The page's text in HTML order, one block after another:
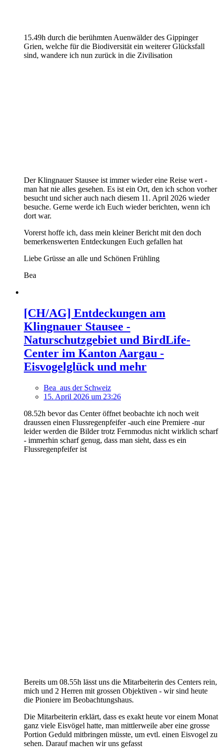
15.49h durch die berühmten Auenwälder des Gippinger
Grien, welche für die Biodiversität ein weiterer Glücksfall
sind, wandere ich nun zurück in die Zivilisation
Der Klingnauer Stausee ist immer wieder eine Reise wert -
man hat nie alles gesehen. Es ist ein Ort, den ich schon vorher
besucht und sicher auch nach diesem 11. April 2026 wieder
besuche. Gerne werde ich Euch wieder berichten, wenn ich
dort war.
Vorerst hoffe ich, dass mein kleiner Bericht mit den doch
bemerkenswerten Entdeckungen Euch gefallen hat
Liebe Grüsse an alle und Schönen Frühling
Bea
[CH/AG] Entdeckungen am
Klingnauer Stausee -
Naturschutzgebiet und BirdLife-
Center im Kanton Aargau -
Eisvogelglück und mehr
Bea_aus der Schweiz
15. April 2026 um 23:26
08.52h bevor das Center öffnet beobachte ich noch weit
draussen einen Flussregenpfeifer -auch eine Premiere -nur
leider werden die Bilder trotz Fernmodus nicht wirklich scharf
- immerhin scharf genug, dass man sieht, dass es ein
Flussregenpfeifer ist
Bereits um 08.55h lässt uns die Mitarbeiterin des Centers rein,
mich und 2 Herren mit grossen Objektiven - wir sind heute
die Pioniere im Beobachtungshaus.
Die Mitarbeiterin erklärt, dass es exakt heute vor einem Monat
ganz viele Eisvögel hatte, man mittlerweile aber eine grosse
Portion Geduld mitbringen müsste, um evtl. einen Eisvogel zu
sehen. Darauf machen wir uns gefasst